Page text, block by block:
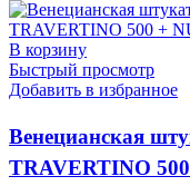
В корзину
Быстрый просмотр
Добавить в избранное
Венецианская
TRAVERTINO